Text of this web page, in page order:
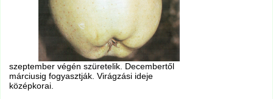
szeptember végén szüretelik. Decembertől
márciusig fogyasztják. Virágzási ideje
középkorai.